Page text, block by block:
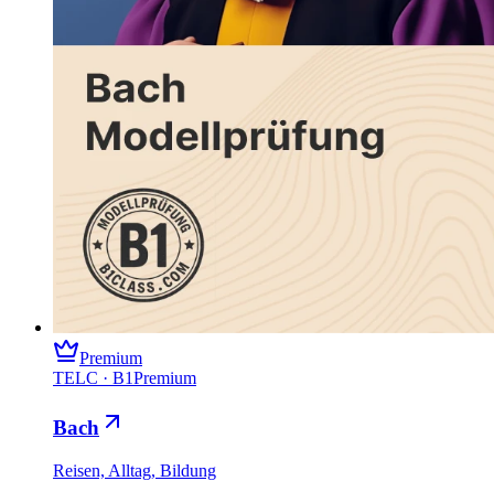
Premium
TELC · B1Premium
Bach
Reisen, Alltag, Bildung